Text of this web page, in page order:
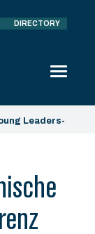
DIRECTORY
Leaders-